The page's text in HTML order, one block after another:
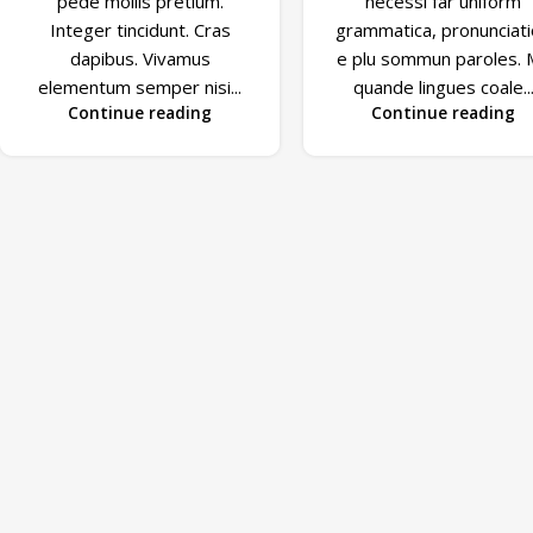
Integer tincidunt. Cras
dapibus. Vivamus
elementum semper nisi...
Continue reading
grammatica,
e plu sommun paroles.
quande lingues coale...
Continue reading